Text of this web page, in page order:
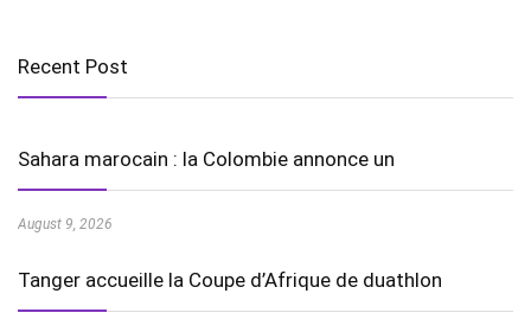
Recent Post
Sahara marocain : la Colombie annonce un
August 9, 2026
Tanger accueille la Coupe d’Afrique de duathlon